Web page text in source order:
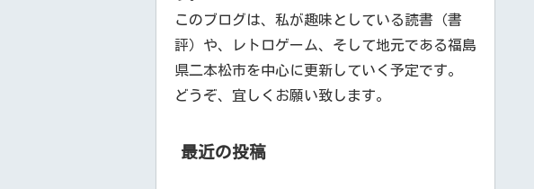
このブログは、私が趣味としている読書（書
評）や、レトロゲーム、そして地元である福島
県二本松市を中心に更新していく予定です。
どうぞ、宜しくお願い致します。
最近の投稿